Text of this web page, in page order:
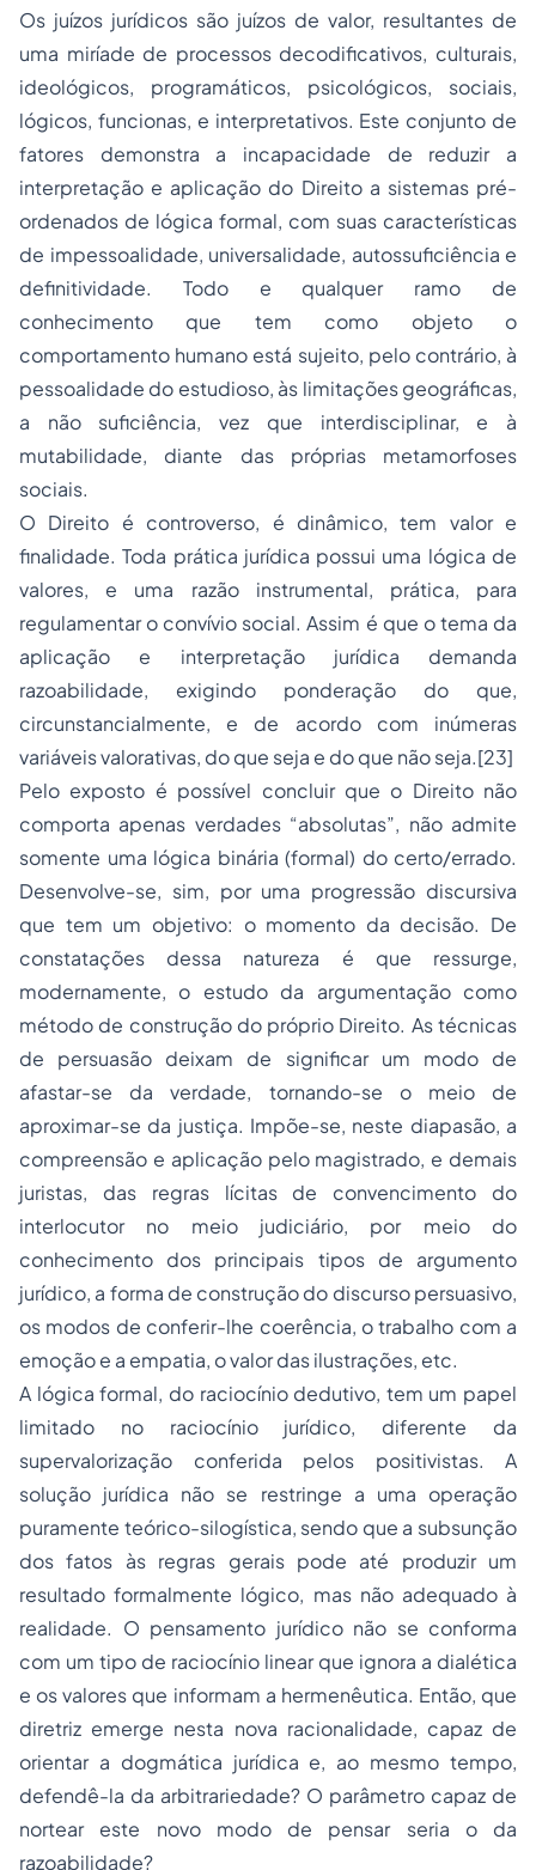
Os juízos jurídicos são juízos de valor, resultantes de
uma miríade de processos decodificativos, culturais,
ideológicos, programáticos, psicológicos, sociais,
lógicos, funcionas, e interpretativos. Este conjunto de
fatores demonstra a incapacidade de reduzir a
interpretação e aplicação do Direito a sistemas pré-
ordenados de lógica formal, com suas características
de impessoalidade, universalidade, autossuficiência e
definitividade. Todo e qualquer ramo de
conhecimento que tem como objeto o
comportamento humano está sujeito, pelo contrário, à
pessoalidade do estudioso, às limitações geográficas,
a não suficiência, vez que interdisciplinar, e à
mutabilidade, diante das próprias metamorfoses
sociais.
O Direito é controverso, é dinâmico, tem valor e
finalidade. Toda prática jurídica possui uma lógica de
valores, e uma razão instrumental, prática, para
regulamentar o convívio social. Assim é que o tema da
aplicação e interpretação jurídica demanda
razoabilidade, exigindo ponderação do que,
circunstancialmente, e de acordo com inúmeras
variáveis valorativas, do que seja e do que não seja.[23]
Pelo exposto é possível concluir que o Direito não
comporta apenas verdades “absolutas”, não admite
somente uma lógica binária (formal) do certo/errado.
Desenvolve-se, sim, por uma progressão discursiva
que tem um objetivo: o momento da decisão. De
constatações dessa natureza é que ressurge,
modernamente, o estudo da argumentação como
método de construção do próprio Direito. As técnicas
de persuasão deixam de significar um modo de
afastar-se da verdade, tornando-se o meio de
aproximar-se da justiça. Impõe-se, neste diapasão, a
compreensão e aplicação pelo magistrado, e demais
juristas, das regras lícitas de convencimento do
interlocutor no meio judiciário, por meio do
conhecimento dos principais tipos de argumento
jurídico, a forma de construção do discurso persuasivo,
os modos de conferir-lhe coerência, o trabalho com a
emoção e a empatia, o valor das ilustrações, etc.
A lógica formal, do raciocínio dedutivo, tem um papel
limitado no raciocínio jurídico, diferente da
supervalorização conferida pelos positivistas. A
solução jurídica não se restringe a uma operação
puramente teórico-silogística, sendo que a subsunção
dos fatos às regras gerais pode até produzir um
resultado formalmente lógico, mas não adequado à
realidade. O pensamento jurídico não se conforma
com um tipo de raciocínio linear que ignora a dialética
e os valores que informam a hermenêutica. Então, que
diretriz emerge nesta nova racionalidade, capaz de
orientar a dogmática jurídica e, ao mesmo tempo,
defendê-la da arbitrariedade? O parâmetro capaz de
nortear este novo modo de pensar seria o da
razoabilidade?